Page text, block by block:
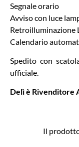
Segnale orario
Avviso con luce
Retroilluminazione
Calendario
Spedito con
ufficiale.
Delì è Rivenditore
Il